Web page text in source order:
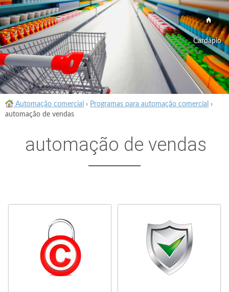
Cardápio
Automação comercial › Programas para automação comercial
›
automação de vendas
automação de vendas